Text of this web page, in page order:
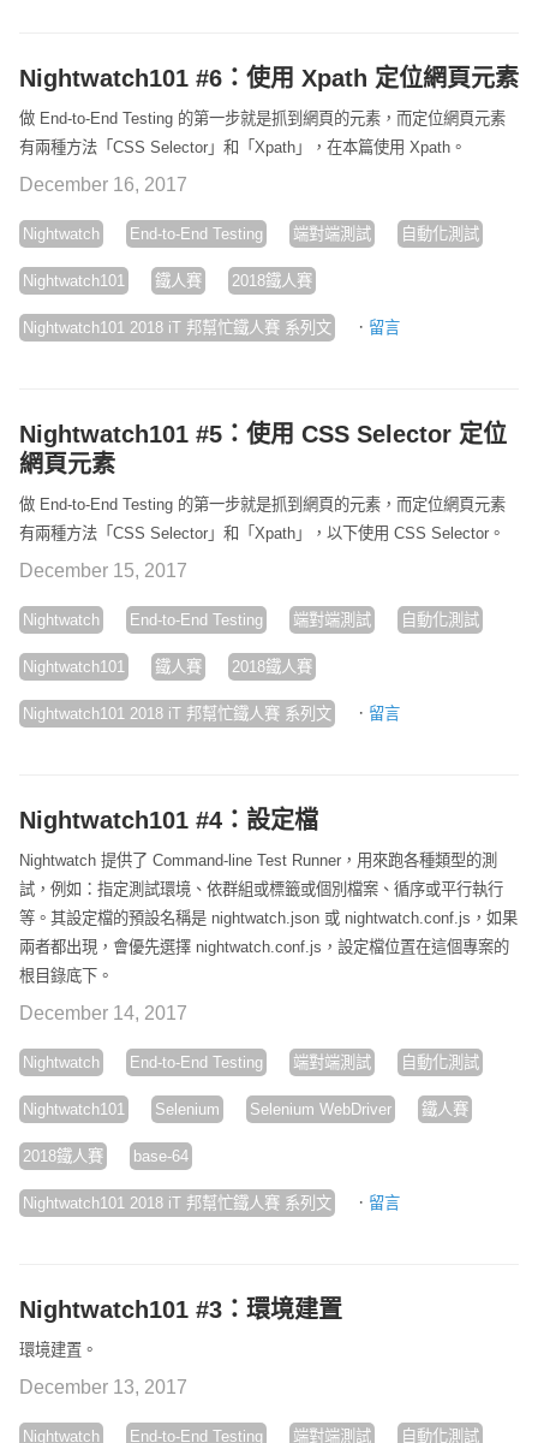
Nightwatch101 #6：使用 Xpath 定位網頁元素
做 End-to-End Testing 的第一步就是抓到網頁的元素，而定位網頁元素
有兩種方法「CSS Selector」和「Xpath」，在本篇使用 Xpath。
December 16, 2017
Nightwatch End-to-End Testing 端對端測試 自動化測試
Nightwatch101 鐵人賽 2018鐵人賽
Nightwatch101 2018 iT 邦幫忙鐵人賽 系列文 · 留言
Nightwatch101 #5：使用 CSS Selector 定位
網頁元素
做 End-to-End Testing 的第一步就是抓到網頁的元素，而定位網頁元素
有兩種方法「CSS Selector」和「Xpath」，以下使用 CSS Selector。
December 15, 2017
Nightwatch End-to-End Testing 端對端測試 自動化測試
Nightwatch101 鐵人賽 2018鐵人賽
Nightwatch101 2018 iT 邦幫忙鐵人賽 系列文 · 留言
Nightwatch101 #4：設定檔
Nightwatch 提供了 Command-line Test Runner，用來跑各種類型的測
試，例如：指定測試環境、依群組或標籤或個別檔案、循序或平行執行
等。其設定檔的預設名稱是 nightwatch.json 或 nightwatch.conf.js，如果
兩者都出現，會優先選擇 nightwatch.conf.js，設定檔位置在這個專案的
根目錄底下。
December 14, 2017
Nightwatch End-to-End Testing 端對端測試 自動化測試
Nightwatch101 Selenium Selenium WebDriver 鐵人賽
2018鐵人賽 base-64
Nightwatch101 2018 iT 邦幫忙鐵人賽 系列文 · 留言
Nightwatch101 #3：環境建置
環境建置。
December 13, 2017
Nightwatch End-to-End Testing 端對端測試 自動化測試